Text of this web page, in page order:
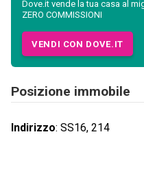
Dove.it vende la tua casa al
ZERO COMMISSIONI
VENDI CON DOVE.IT
Posizione immobile
Indirizzo: SS16, 214